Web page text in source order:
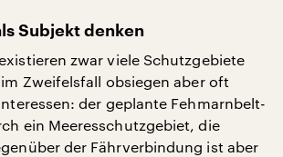
Subjekt denken
zwar viele Schutzgebiete
Zweifelsfall obsiegen aber oft
der geplante Fehmarnbelt-
ein Meeresschutzgebiet, die
der Fährverbindung ist aber